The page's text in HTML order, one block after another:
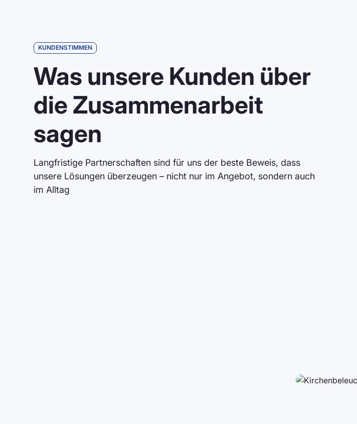
KUNDENSTIMMEN
Was unsere Kunden über
die Zusammenarbeit
sagen
Langfristige Partnerschaften sind für uns der beste Beweis, dass
unsere Lösungen überzeugen – nicht nur im Angebot, sondern auch
im Alltag
"Wir verbauen die LED Anzeigen von Brandmaier bereits
seit einigen Jahren bei unseren Wasserrutschen, weil die
Anzeigen qualitativ sehr hochwertig sind und diese sehr gut
mit den besonderen Anforderungen, wie hohe Feuchtigkeit,
ist hervorragend, bei Problemen oder Fragen wird uns
Hr. Steimle